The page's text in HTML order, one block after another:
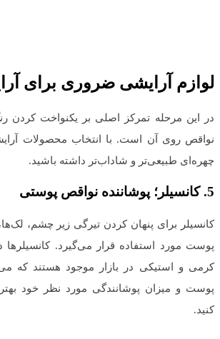
لوازم آرایشی ضروری برای
در این مرحله تمرکز اصلی بر یکنواخت کردن
نواقص روی آن است. با انتخاب محصولات
چهره‌ای طبیعی‌تر و شاداب‌تر داشته باشید.
5. کانسیلر؛ پوشاننده نواقص پوستی
کانسیلر برای پنهان کردن تیرگی زیر چشم،
پوست مورد استفاده قرار می‌گیرد. کانسیلرها
کرمی و استیکی در بازار موجود هستند که
پوست و میزان پوشانندگی مورد نظر خود
کنید.